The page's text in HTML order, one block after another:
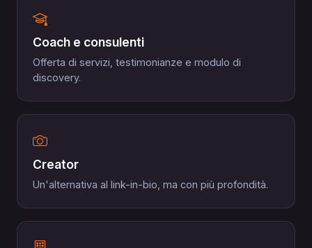
Coach e consulenti
Offerta di servizi, testimonianze e modulo di
discovery.
Creator
Un'alternativa al link-in-bio, ma con più profondità.